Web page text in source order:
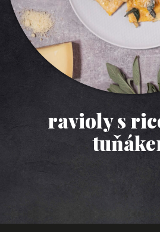
ravioly s